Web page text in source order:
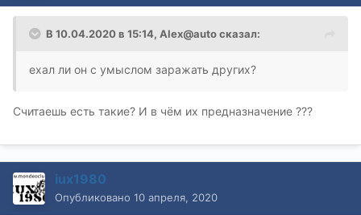
В 10.04.2020 в 15:14, Alex@autoсказал:
ехал ли он с умыслом заражать других?
Считаешь есть такие? И в чём их предназначение ???
iux1980
Опубликовано 10 апреля, 2020